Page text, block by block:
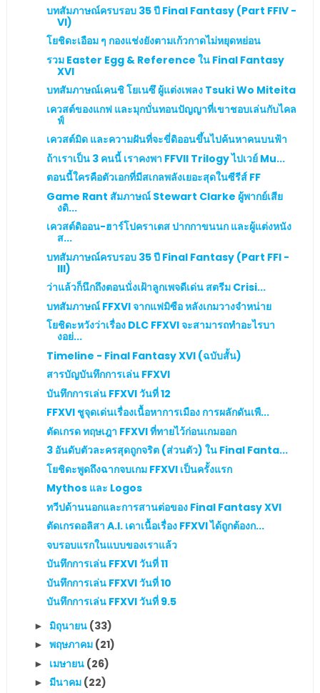
บทสัมภาษณ์ครบรอบ 35 ปี Final Fantasy (Part FFIV -
VI)
โยชิดะเอือม ๆ กองแช่งยังตามเก้วกาดไม่หยุดหย่อน
รวม Easter Egg & Reference ใน Final Fantasy
XVI
บทสัมภาษณ์เคนชิ โยเนซึ ผู้แต่งเพลง Tsuki Wo Miteita
เควสต์ของแกฟ และมุกบั่นทอนปัญญาที่เขาชอบเล่นกับไคล
ฟ์
เควสต์มิด และความฝันที่จะขี่ดิออนขึ้นไปค้นหาคนบนฟ้า
ถ้าเราเป็น 3 คนนี้ เราคงพา FFVII Trilogy ไปเวย์ Mu...
ตอนนี้ใครคือตัวเอกที่มีสเกลพลังเยอะสุดในซีรีส์ FF
Game Rant สัมภาษณ์ Stewart Clarke ผู้พากย์เสีย
งดิ...
เควสต์ดิออน-ฮาร์โปคราเตส ปากกาขนนก และผู้แต่งหนัง
ส...
บทสัมภาษณ์ครบรอบ 35 ปี Final Fantasy (Part FFI -
III)
ว่าแล้วก็นึกถึงตอนนั่งเฝ้าลูกเพจดีเด่น สตรีม Crisi...
บทสัมภาษณ์ FFXVI จากแฟมิซือ หลังเกมวางจำหน่าย
โยชิดะหวังว่าเรื่อง DLC FFXVI จะสามารถทำอะไรบา
งอย่...
Timeline - Final Fantasy XVI (ฉบับสั้น)
สารบัญบันทึกการเล่น FFXVI
บันทึกการเล่น FFXVI วันที่ 12
FFXVI ชูจุดเด่นเรื่องเนื้อหาการเมือง การผลักดันเพื...
ตัดเกรด ทฤษเฎา FFXVI ที่ทายไว้ก่อนเกมออก
3 อันดับตัวละครสุดถูกจริต (ส่วนตัว) ใน Final Fanta...
โยชิดะพูดถึงฉากจบเกม FFXVI เป็นครั้งแรก
Mythos และ Logos
ทวีปด้านนอกและการสานต่อของ Final Fantasy XVI
ตัดเกรดอลิสา A.I. เดาเนื้อเรื่อง FFXVI ได้ถูกต้องก...
จบรอบแรกในแบบของเราแล้ว
บันทึกการเล่น FFXVI วันที่ 11
บันทึกการเล่น FFXVI วันที่ 10
บันทึกการเล่น FFXVI วันที่ 9.5
► มิถุนายน (33)
► พฤษภาคม (21)
► เมษายน (26)
► มีนาคม (22)